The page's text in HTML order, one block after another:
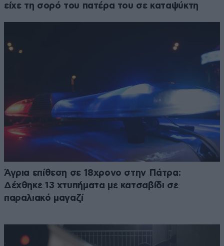
είχε τη σορό του πατέρα του σε καταψύκτη
Άγρια επίθεση σε 18χρονο στην Πάτρα:
Δέχθηκε 13 χτυπήματα με κατσαβίδι σε
παραλιακό μαγαζί